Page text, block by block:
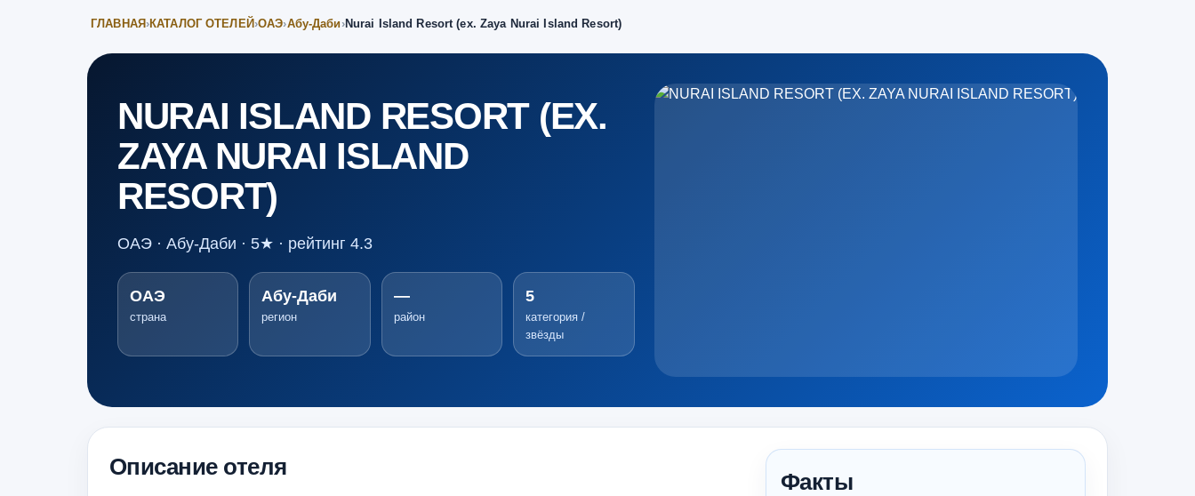
ГЛАВНАЯ ›КАТАЛОГ ОТЕЛЕЙ ›ОАЭ›Абу-Даби ›Nurai Island Resort (ex. Zaya Nurai Island Resort)
NURAI ISLAND RESORT (EX.
ZAYA NURAI ISLAND
RESORT)
ОАЭ · Абу-Даби · 5★ · рейтинг 4.3
ОАЭ
страна
Абу-Даби
регион
—
район
5
категория /
звёзды
Описание отеля
Факты